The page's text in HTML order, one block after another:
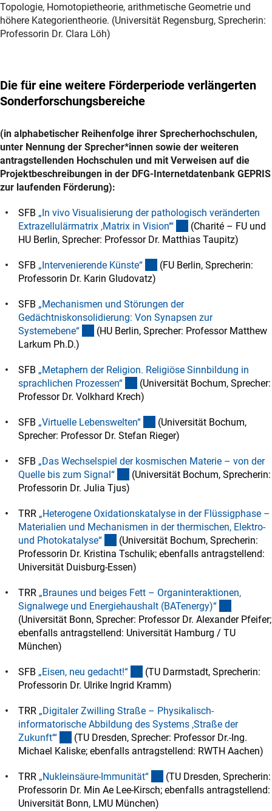
Topologie, Homotopietheorie, arithmetische Geometrie und
höhere Kategorientheorie. (Universität Regensburg, Sprecherin:
Professorin Dr. Clara Löh)
Die für eine weitere Förderperiode verlängerten
Sonderforschungsbereiche
(in alphabetischer Reihenfolge ihrer Sprecherhochschulen,
unter Nennung der Sprecher*innen sowie der weiteren
antragstellenden Hochschulen und mit Verweisen auf die
Projektbeschreibungen in der DFG-Internetdatenbank GEPRIS
zur laufenden Förderung):
SFB „In vivo Visualisierung der pathologisch veränderten
Extrazellulärmatrix ‚Matrix in Vision‘“ (externer Link)
(Charité – FU und
HU Berlin, Sprecher: Professor Dr. Matthias Taupitz)
SFB „Intervenierende Künste“ (externer Link)
(FU Berlin, Sprecherin:
Professorin Dr. Karin Gludovatz)
SFB „Mechanismen und Störungen der
Gedächtniskonsolidierung: Von Synapsen zur
Systemebene“ (externer Link)
(HU Berlin, Sprecher: Professor Matthew
Larkum Ph.D.)
SFB „Metaphern der Religion. Religiöse Sinnbildung in
sprachlichen Prozessen“ (externer Link)
(Universität Bochum, Sprecher:
Professor Dr. Volkhard Krech)
SFB „Virtuelle Lebenswelten“ (externer Link)
(Universität Bochum,
Sprecher: Professor Dr. Stefan Rieger)
SFB „Das Wechselspiel der kosmischen Materie – von der
Quelle bis zum Signal“ (externer Link)
(Universität Bochum, Sprecherin:
Professorin Dr. Julia Tjus)
TRR „Heterogene Oxidationskatalyse in der Flüssigphase –
Materialien und Mechanismen in der thermischen, Elektro-
und Photokatalyse“ (externer Link)
(Universität Bochum, Sprecherin:
Professorin Dr. Kristina Tschulik; ebenfalls antragstellend:
Universität Duisburg-Essen)
TRR „Braunes und beiges Fett – Organinteraktionen,
Signalwege und Energiehaushalt (BATenergy)“
(Universität Bonn, Sprecher: Professor Dr. Alexander Pfeifer;
ebenfalls antragstellend: Universität Hamburg / TU
München)
SFB „Eisen, neu gedacht!“ (externer Link)
(TU Darmstadt, Sprecherin:
Professorin Dr. Ulrike Ingrid Kramm)
TRR „Digitaler Zwilling Straße – Physikalisch-
informatorische Abbildung des Systems ‚Straße der
Zukunft‘“ (externer Link)
(TU Dresden, Sprecher: Professor Dr.-Ing.
Michael Kaliske; ebenfalls antragstellend: RWTH Aachen)
TRR „Nukleinsäure-Immunität“ (externer Link)
(TU Dresden, Sprecherin:
Professorin Dr. Min Ae Lee-Kirsch; ebenfalls antragstellend:
Universität Bonn, LMU München)